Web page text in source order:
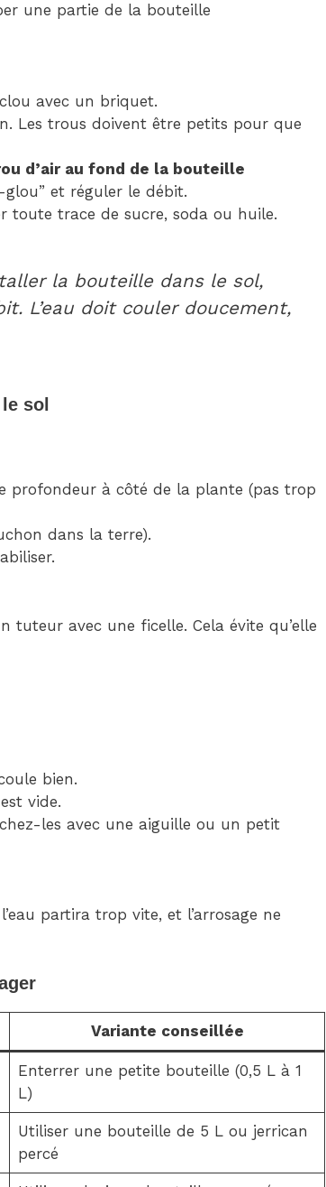
une partie de la bouteille
avec un briquet.
Les trous doivent être petits pour que
d’air au fond de la bouteille
et réguler le débit.
toute trace de sucre, soda ou huile.
la bouteille dans le sol,
L’eau doit couler doucement,
sol
profondeur à côté de la plante (pas trop
dans la terre).
tuteur avec une ficelle. Cela évite qu’elle
bien.
vide.
les avec une aiguille ou un petit
partira trop vite, et l’arrosage ne
Variante conseillée
Enterrer une petite bouteille (0,5 L à 1
L)
Utiliser une bouteille de 5 L ou jerrican
percé